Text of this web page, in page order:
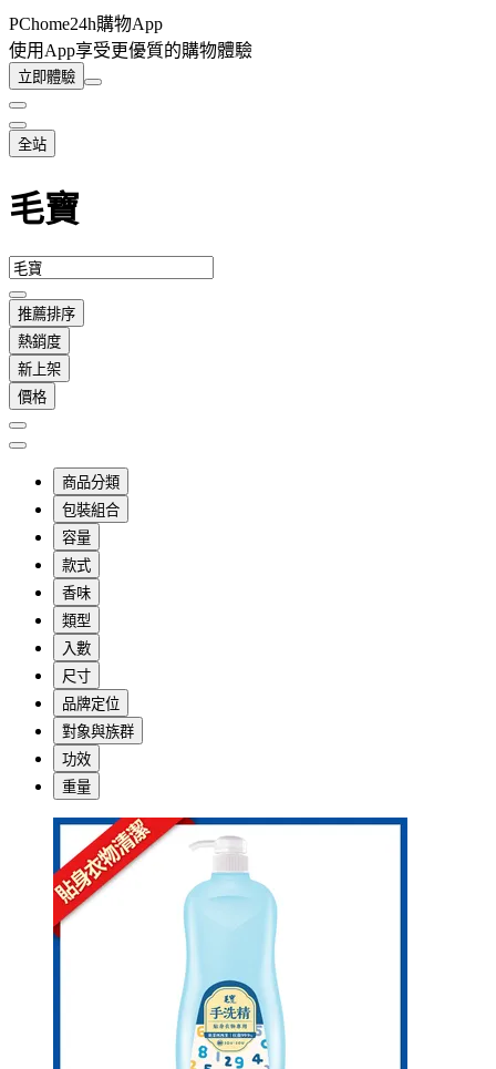
PChome24h購物App
使用App享受更優質的購物體驗
立即體驗
全站
毛寶
推薦排序
熱銷度
新上架
價格
商品分類
包裝組合
容量
款式
香味
類型
入數
尺寸
品牌定位
對象與族群
功效
重量